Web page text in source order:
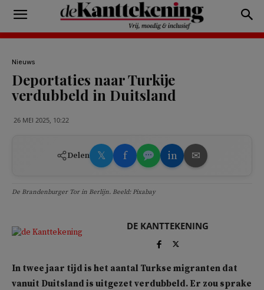
Nieuws
Deportaties naar Turkije
verdubbeld in Duitsland
26 MEI 2025, 10:22
Delen 𝕏 f in ✉
De Brandenburger Tor in Berlijn. Beeld: Pixabay
DE KANTTEKENING
In twee jaar tijd is het aantal Turkse migranten dat
vanuit Duitsland is uitgezet verdubbeld. Er zou sprake